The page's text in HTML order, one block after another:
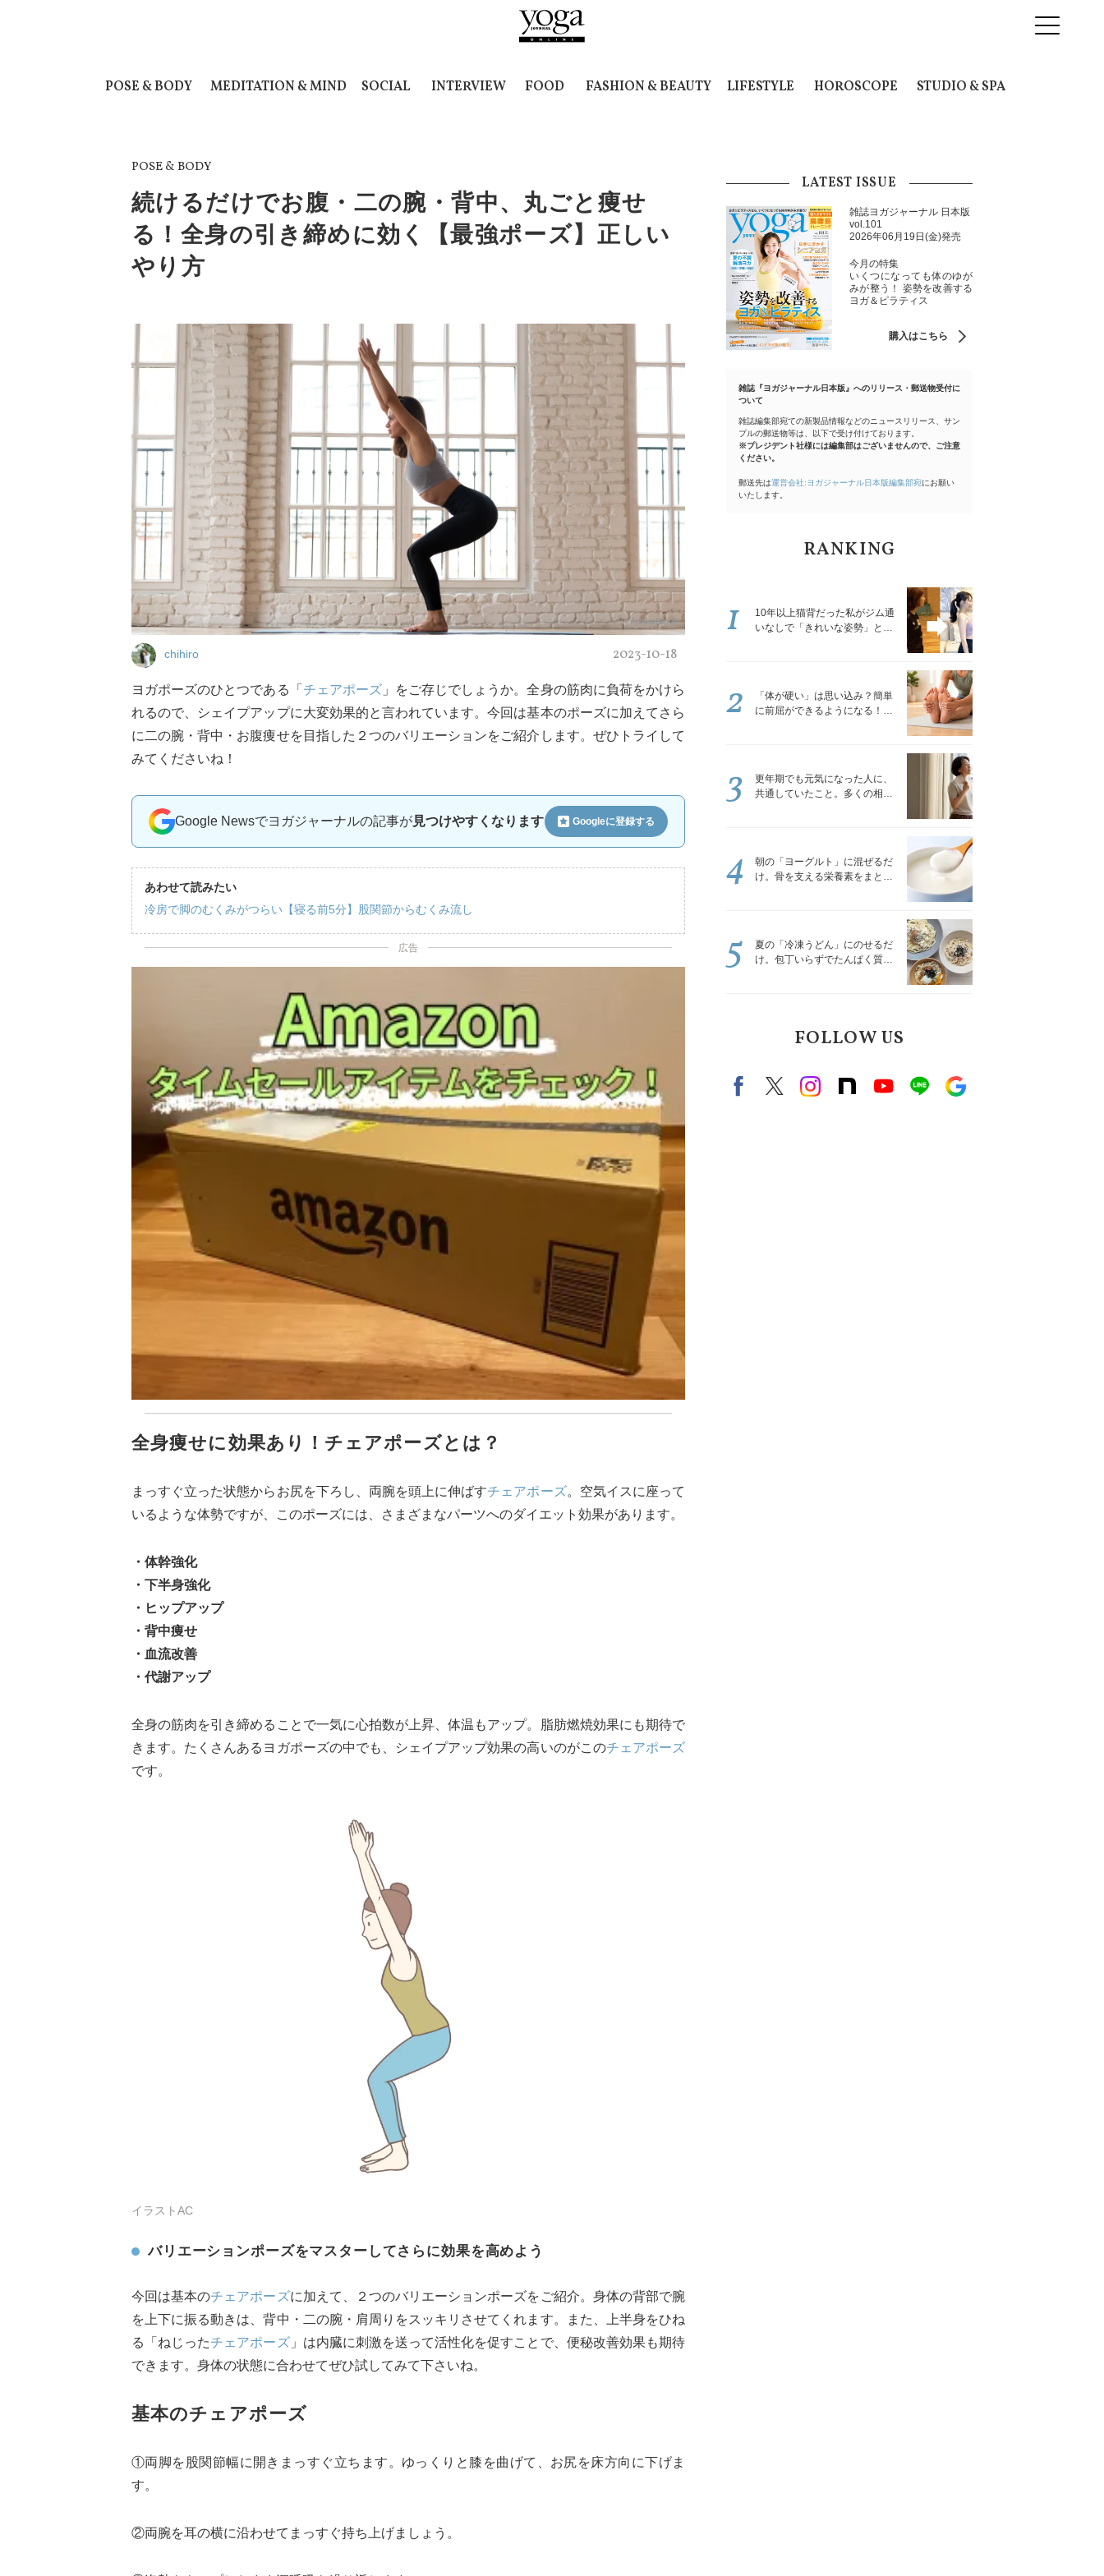
POSE & BODY MEDITATION & MIND SOCIAL INTERVIEW FOOD FASHION & BEAUTY LIFESTYLE HOROSCOPE STUDIO & SPA
POSE & BODY
続けるだけでお腹・二の腕・背中、丸ごと痩せ
る！全身の引き締めに効く【最強ポーズ】正しい
やり方
AdobeStock
chihiro 2023-10-18
ヨガポーズのひとつである「 チェアポーズ」をご存じでしょうか。全身の筋肉に負荷をかけら
れるので、シェイプアップに大変効果的と言われています。今回は基本のポーズに加えてさら
に二の腕・背中・お腹痩せを目指した２つのバリエーションをご紹介します。ぜひトライして
みてくださいね！
Google Newsでヨガジャーナルの記事が見つけやすくなります Googleに登録する
あわせて読みたい
冷房で脚のむくみがつらい【寝る前5分】股関節からむくみ流し
広告
全身痩せに効果あり！チェアポーズとは？
まっすぐ立った状態からお尻を下ろし、両腕を頭上に伸ばすチェアポーズ。空気イスに座って
いるような体勢ですが、このポーズには、さまざまなパーツへのダイエット効果があります。
・体幹強化
・下半身強化
・ヒップアップ
・背中痩せ
・血流改善
・代謝アップ
全身の筋肉を引き締めることで一気に心拍数が上昇、体温もアップ。脂肪燃焼効果にも期待で
きます。たくさんあるヨガポーズの中でも、シェイプアップ効果の高いのがこのチェアポーズ
です。
イラストAC
バリエーションポーズをマスターしてさらに効果を高めよう
今回は基本のチェアポーズに加えて、２つのバリエーションポーズをご紹介。身体の背部で腕
を上下に振る動きは、背中・二の腕・肩周りをスッキリさせてくれます。また、上半身をひね
る「ねじったチェアポーズ」は内臓に刺激を送って活性化を促すことで、便秘改善効果も期待
できます。身体の状態に合わせてぜひ試してみて下さいね。
基本のチェアポーズ
①両脚を股関節幅に開きまっすぐ立ちます。ゆっくりと膝を曲げて、お尻を床方向に下げま
す。
②両腕を耳の横に沿わせてまっすぐ持ち上げましょう。
LATEST ISSUE
雑誌ヨガジャーナル 日本版
vol.101
2026年06月19日(金)発売
今月の特集
いくつになっても体のゆが
みが整う！ 姿勢を改善する
ヨガ＆ピラティス
購入はこちら
雑誌『ヨガジャーナル日本版』へのリリース・郵送物受付に
ついて
雑誌編集部宛ての新製品情報などのニュースリリース、サン
プルの郵送物等は、以下で受け付けております。
※プレジデント社様には編集部はございませんので、ご注意
ください。
郵送先は運営会社:ヨガジャーナル日本版編集部宛にお願い
いたします。
RANKING
10年以上猫背だった私がジム通
いなしで「きれいな姿勢」と褒
1
「体が硬い」は思い込み？簡単
に前屈ができるようになる！腿
2
更年期でも元気になった人に、
共通していたこと。多くの相談
3
朝の「ヨーグルト」に混ぜるだ
け。骨を支える栄養素をまとめ
4
夏の「冷凍うどん」にのせるだ
け。包丁いらずでたんぱく質を
5
FOLLOW US
FacebookX（旧twitter）
instagram
note Youtubeline